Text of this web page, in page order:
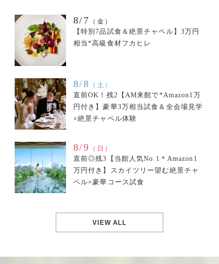
8/7
（金）
【特別7品試食＆絶景チャペル】3万円
相当*高級食材フカヒレ
8/8
（土）
直前OK！残2【AM来館で*Amazon1万
円付き】豪華3万相当試食＆全会場見学
×絶景チャペル体験
8/9
（日）
直前◎残3【当館人気No.1＊Amazon1
万円付き】スカイツリー望む絶景チャ
ペル×豪華コース試食
VIEW ALL